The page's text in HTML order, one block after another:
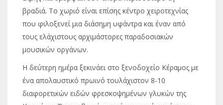
βραδιά. Το χωριό είναι επίσης κέντρο χειροτεχνίας
που φιλοξενεί μια διάσημη υφάντρα και έναν από
τους ελάχιστους αρχιμάστορες παραδοσιακών
μουσικών οργάνων.
Η δεύτερη ημέρα ξεκινάει στο ξενοδοχείο Κέραμος με
ένα απολαυστικό πρωινό τουλάχιστον 8-10
διαφορετικών ειδών φρεσκοψημένων γλυκών της